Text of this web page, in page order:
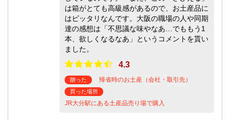
は箱がとても高級感があるので、お土産品に
はピッタリなんです。大阪の職場の人や同期
達の感想は「不思議な味やなあ…でももう1
本、欲しくなるなあ」というコメントを貰い
ました。
4.3
贈った 帰省時のお土産（会社・取引先）
買った場所
JR大分駅にある土産品売り場で購入